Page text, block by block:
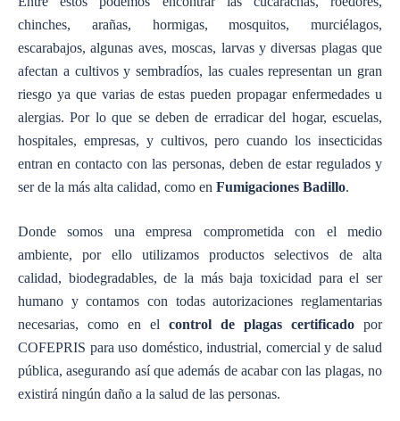
chinches, arañas, hormigas, mosquitos, murciélagos,
escarabajos, algunas aves, moscas, larvas y diversas plagas que
afectan a cultivos y sembradíos, las cuales representan un gran
riesgo ya que varias de estas pueden propagar enfermedades u
alergias. Por lo que se deben de erradicar del hogar, escuelas,
hospitales, empresas, y cultivos, pero cuando los insecticidas
entran en contacto con las personas, deben de estar regulados y
ser de la más alta calidad, como en Fumigaciones Badillo.
Donde somos una empresa comprometida con el medio
ambiente, por ello utilizamos productos selectivos de alta
calidad, biodegradables, de la más baja toxicidad para el ser
humano y contamos con todas autorizaciones reglamentarias
necesarias, como en el control de plagas certificado por
COFEPRIS para uso doméstico, industrial, comercial y de salud
pública, asegurando así que además de acabar con las plagas, no
existirá ningún daño a la salud de las personas.